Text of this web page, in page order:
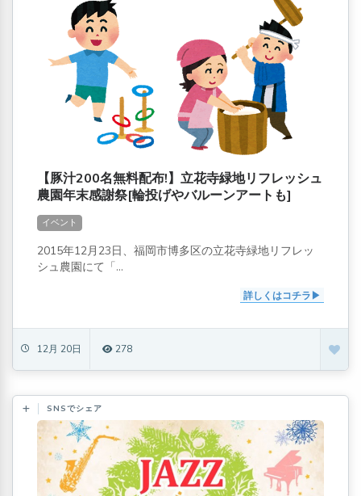
【豚汁200名無料配布!】立花寺緑地リフレッシュ
農園年末感謝祭[輪投げやバルーンアートも]
イベント
2015年12月23日、福岡市博多区の立花寺緑地リフレッ
シュ農園にて「...
詳しくはコチラ
12月 20日 278
SNSでシェア